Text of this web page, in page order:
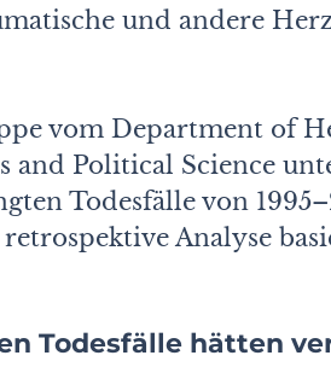
und andere
vom Department of
and Political Scien­ce
Todesfälle von
retrospektive Analyse
Todesfälle hätten